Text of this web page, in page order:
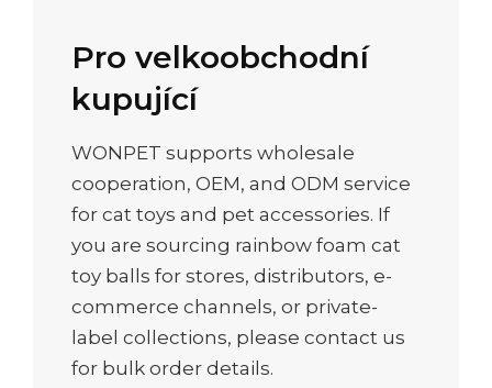
Pro velkoobchodní
kupující
WONPET supports wholesale
cooperation, OEM, and ODM service
for cat toys and pet accessories. If
you are sourcing rainbow foam cat
toy balls for stores, distributors, e-
commerce channels, or private-
label collections, please contact us
for bulk order details.